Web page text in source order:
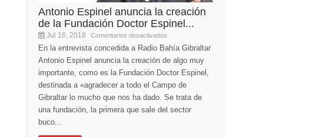
Antonio Espinel anuncia la creación
de la Fundación Doctor Espinel...
Jul 16, 2018 Comentarios desactivados
En la entrevista concedida a Radio Bahía Gibraltar
Antonio Espinel anuncia la creación de algo muy
importante, como es la Fundación Doctor Espinel,
destinada a «agradecer a todo el Campo de
Gibraltar lo mucho que nos ha dado. Se trata de
una fundación, la primera que sale del sector
buco...